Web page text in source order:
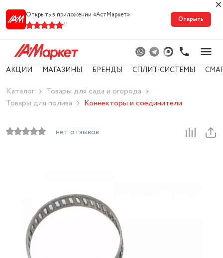
Открыть в приложении «АстМарке‪т‬»
41
Открыть
АКЦИИ МАГАЗИНЫ БРЕНДЫ СПЛИТ-СИСТЕМЫ
Каталог
Товары для сада и огорода
Товары для полива
Коннекторы и соединители
нет отзывов